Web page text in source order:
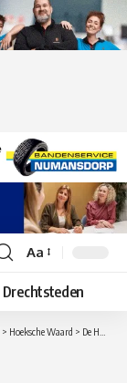
Lettergrootte
aanpassen
Aa
Drechtsteden
> Hoeksche Waard > De Hoeksche boerin gaat met haar gastblogs op Hoeksche Waard Nieuws álles vertellen over het boerenleven